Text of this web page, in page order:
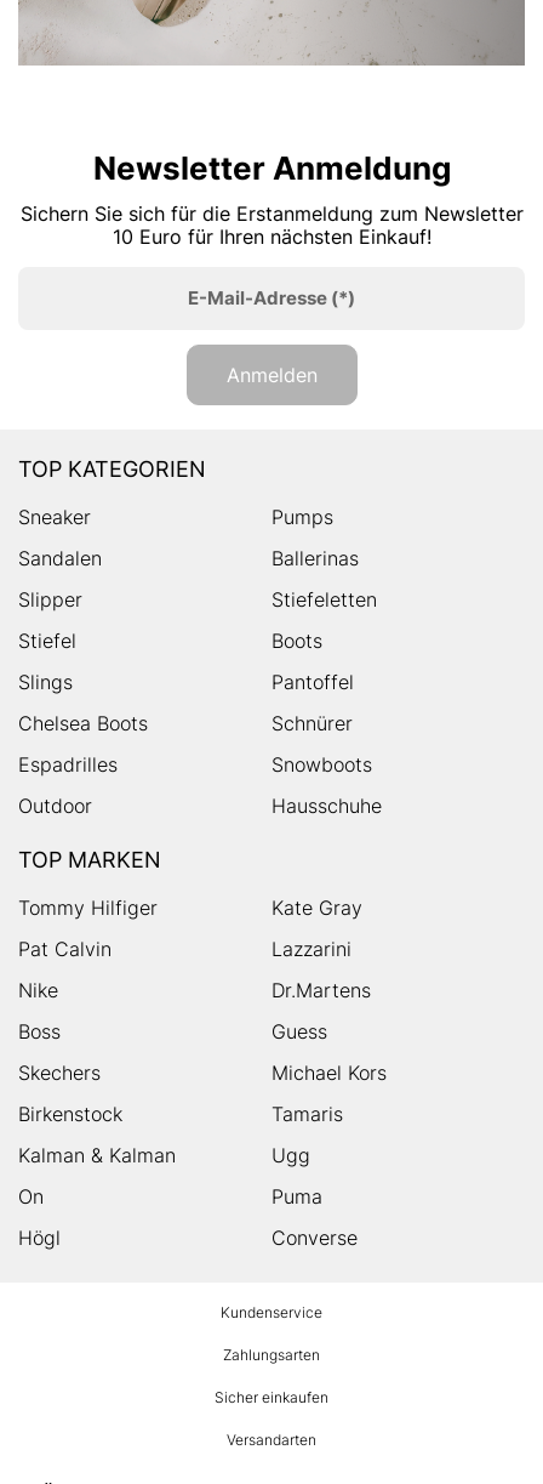
Newsletter Anmeldung
Sichern Sie sich für die Erstanmeldung zum Newsletter
10 Euro für Ihren nächsten Einkauf!
E-Mail-Adresse (*)
Anmelden
TOP KATEGORIEN
Sneaker
Pumps
Sandalen
Ballerinas
Slipper
Stiefeletten
Stiefel
Boots
Slings
Pantoffel
Chelsea Boots
Schnürer
Espadrilles
Snowboots
Outdoor
Hausschuhe
TOP MARKEN
Tommy Hilfiger
Kate Gray
Pat Calvin
Lazzarini
Nike
Dr.Martens
Boss
Guess
Skechers
Michael Kors
Birkenstock
Tamaris
Kalman & Kalman
Ugg
On
Puma
Högl
Converse
Kundenservice
Zahlungsarten
Sicher einkaufen
Versandarten